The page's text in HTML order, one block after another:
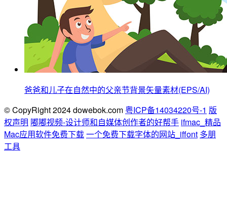
爸爸和儿子在自然中的父亲节背景矢量素材(EPS/AI)
© CopyRight 2024 dowebok.com 粤ICP备14034220号-1 版
权声明 嘟嘟视频-设计师和自媒体创作者的好帮手 ifmac_精品
Mac应用软件免费下载一个免费下载字体的网站_iffont 多朋
工具